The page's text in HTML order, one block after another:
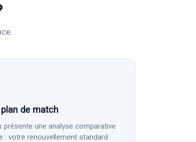
de match
présente une analyse comparative
: votre renouvellement standard